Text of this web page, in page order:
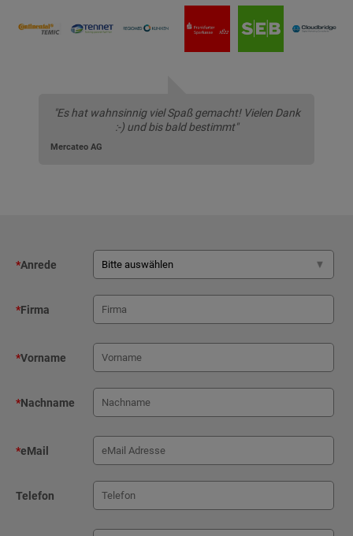
"Es hat wahnsinnig viel Spaß gemacht! Vielen Dank
:-) und bis bald bestimmt"
Mercateo AG
*Anrede
*Firma
*Vorname
*Nachname
*eMail
Telefon